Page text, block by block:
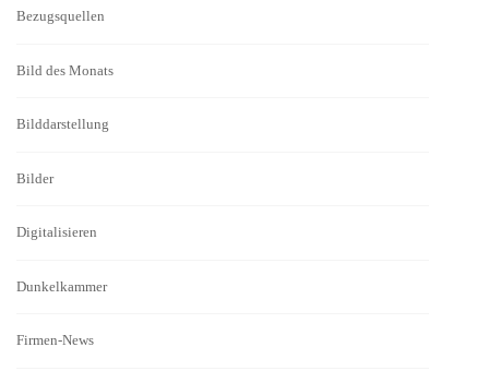
Bezugsquellen
Bild des Monats
Bilddarstellung
Bilder
Digitalisieren
Dunkelkammer
Firmen-News